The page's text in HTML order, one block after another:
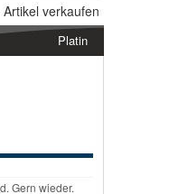
Artikel verkaufen
Platin